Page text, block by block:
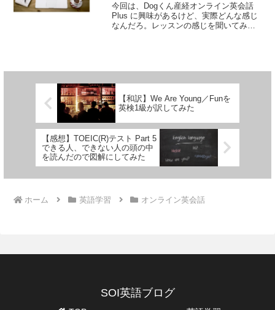
今回は、Dogくん産経オンライン英会話
Plus に興味があるけど、実際どんな感じ
なんだろ。レッスンの感じを聞いてみた
【和訳】We Are Young／Funを
英検1級が訳してみた
【感想】TOEIC(R)テスト Part 5
できる人、できない人の頭の中
を読んだので図解にしてみた
ホーム 英語学習 オンライン英会話
SOI英語ブログ